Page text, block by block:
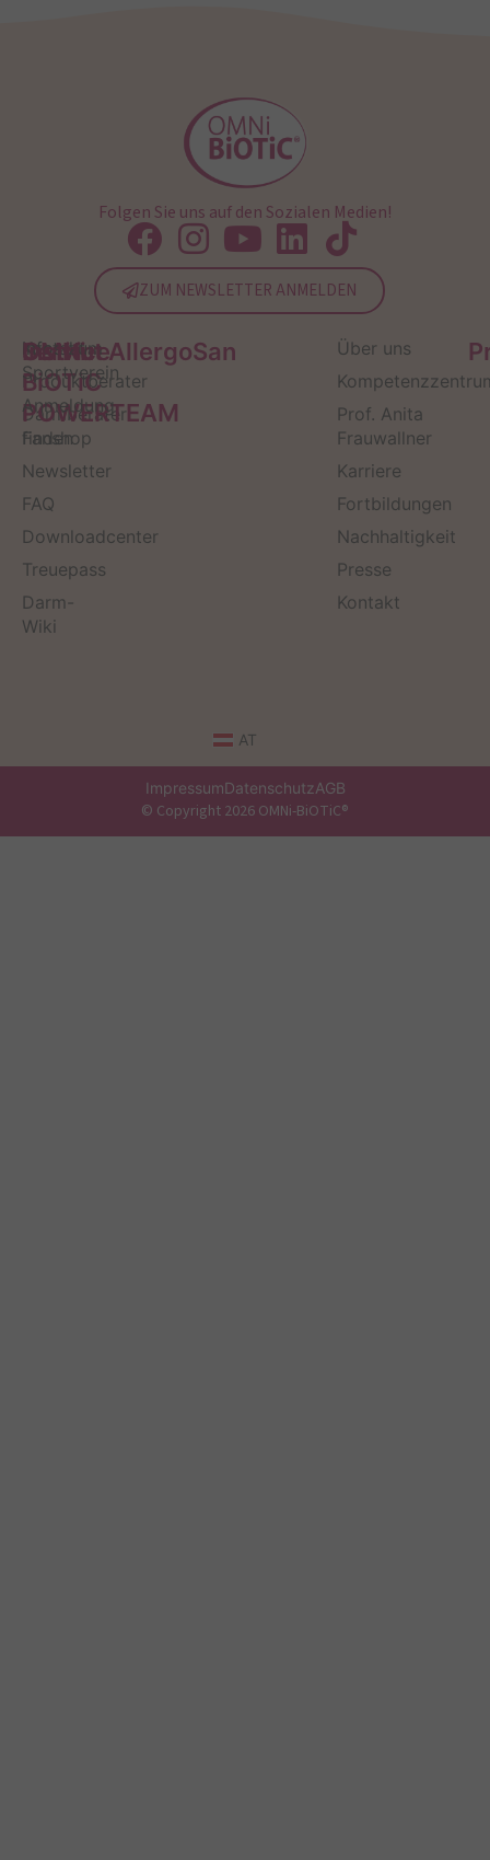
Folgen Sie uns auf den Sozialen Medien!
ZUM NEWSLETTER ANMELDEN
Service
Kontakt
Produktberater
Darmberater
finden
Newsletter
FAQ
Downloadcenter
Treuepass
Darm-
Wiki
OMNi-
BiOTiC
POWERTEAM
Infos zum
Sportverein
Anmeldung
Fanshop
Institut AllergoSan
Über uns
Prof. Anita
Frauwallner
Karriere
Fortbildungen
Nachhaltigkeit
Presse
Kontakt
AT
ImpressumDatenschutzAGB
© Copyright 2026 OMNi-BiOTiC®